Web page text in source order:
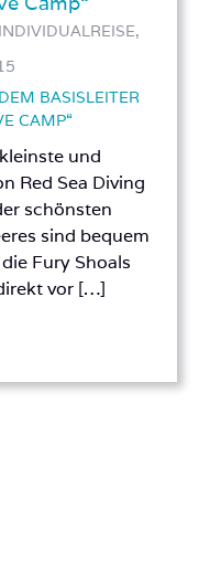
BASISLEITER
CAMP“
und
Red Sea Diving
schönsten
sind bequem
Fury Shoals
vor […]